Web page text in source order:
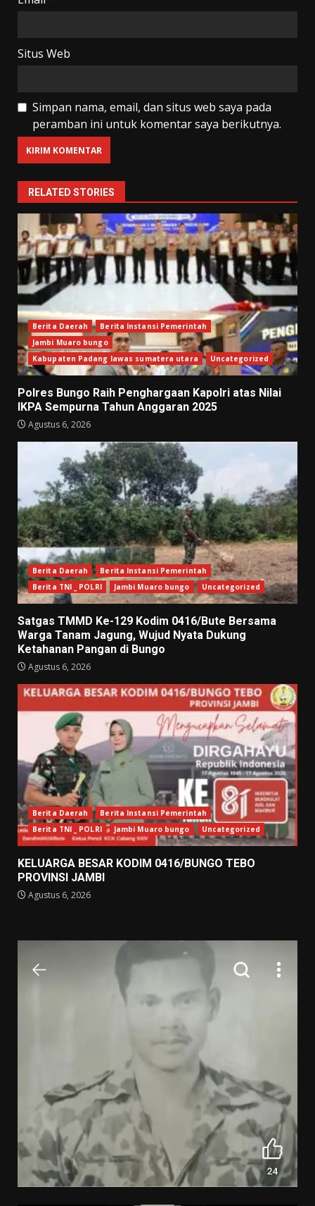
Situs Web
Simpan nama, email, dan situs web saya pada
peramban ini untuk komentar saya berikutnya.
RELATED STORIES
Berita Daerah
Berita Instansi Pemerintah
Jambi Muaro bungo
Kabupaten Padang lawas sumatera utara
Uncategorized
Polres Bungo Raih Penghargaan Kapolri atas Nilai
IKPA Sempurna Tahun Anggaran 2025
Agustus 6, 2026
Berita Daerah
Berita Instansi Pemerintah
Berita TNI _ POLRI
Jambi Muaro bungo Uncategorized
Satgas TMMD Ke-129 Kodim 0416/Bute Bersama
Warga Tanam Jagung, Wujud Nyata Dukung
Ketahanan Pangan di Bungo
Agustus 6, 2026
Berita Daerah
Berita Instansi Pemerintah
Berita TNI _ POLRI
Jambi Muaro bungo Uncategorized
KELUARGA BESAR KODIM 0416/BUNGO TEBO
PROVINSI JAMBI
Agustus 6, 2026